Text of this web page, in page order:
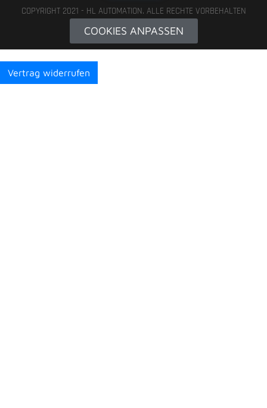
COPYRIGHT 2021 - HL AUTOMATION. ALLE RECHTE VORBEHALTEN
COOKIES ANPASSEN
Vertrag widerrufen